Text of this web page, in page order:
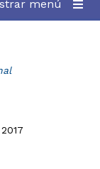
menú